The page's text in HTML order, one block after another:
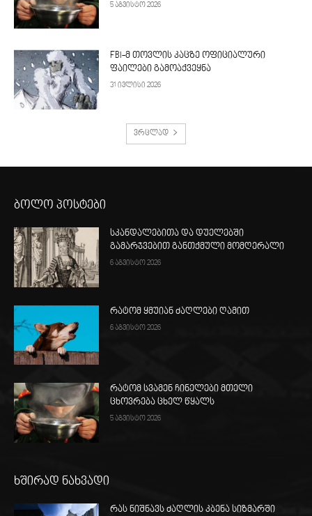
5 აგვისტო 2026
FBI-მ თოვლის კაცზე ოფიციალური
ფაილები გამოაქვეყნა
31 ივლისი 2026
ვრცლად
ბოლო პოსტები
სკანდალებითა და დუელებში
გამარჯვებით განთქმული მომღერალი
6 აგვისტო 2026
რატომ ყმუიან ძაღლები ღამით
6 აგვისტო 2026
რატომ სვამენ ჩინელები მთელი
ცხოვრება ცხელ წყალს
5 აგვისტო 2026
ხშირად ნახვადი
რას ნიშნავს ძაღლის კბენა სიზმარში